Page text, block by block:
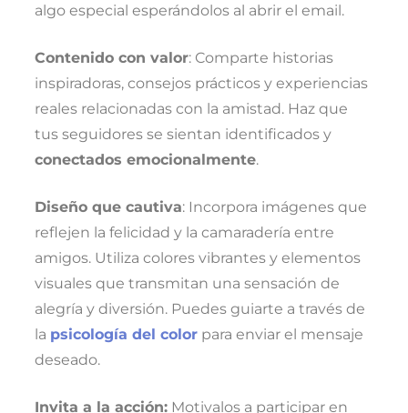
algo especial esperándolos al abrir el email.
Contenido con valor: Comparte historias
inspiradoras, consejos prácticos y experiencias
reales relacionadas con la amistad. Haz que
tus seguidores se sientan identificados y
conectados emocionalmente.
Diseño que cautiva: Incorpora imágenes que
reflejen la felicidad y la camaradería entre
amigos. Utiliza colores vibrantes y elementos
visuales que transmitan una sensación de
alegría y diversión. Puedes guiarte a través de
la psicología del color para enviar el mensaje
deseado.
Invita a la acción: Motivalos a participar en